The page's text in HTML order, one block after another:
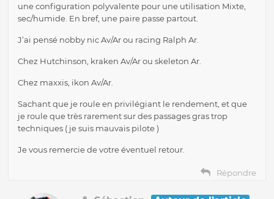
une configuration polyvalente pour une utilisation Mixte,
sec/humide. En bref, une paire passe partout.
J’ai pensé nobby nic Av/Ar ou racing Ralph Ar.
Chez Hutchinson, kraken Av/Ar ou skeleton Ar.
Chez maxxis, ikon Av/Ar.
Sachant que je roule en privilégiant le rendement, et que
je roule que très rarement sur des passages gras trop
techniques ( je suis mauvais pilote )
Je vous remercie de votre éventuel retour.
Répondre